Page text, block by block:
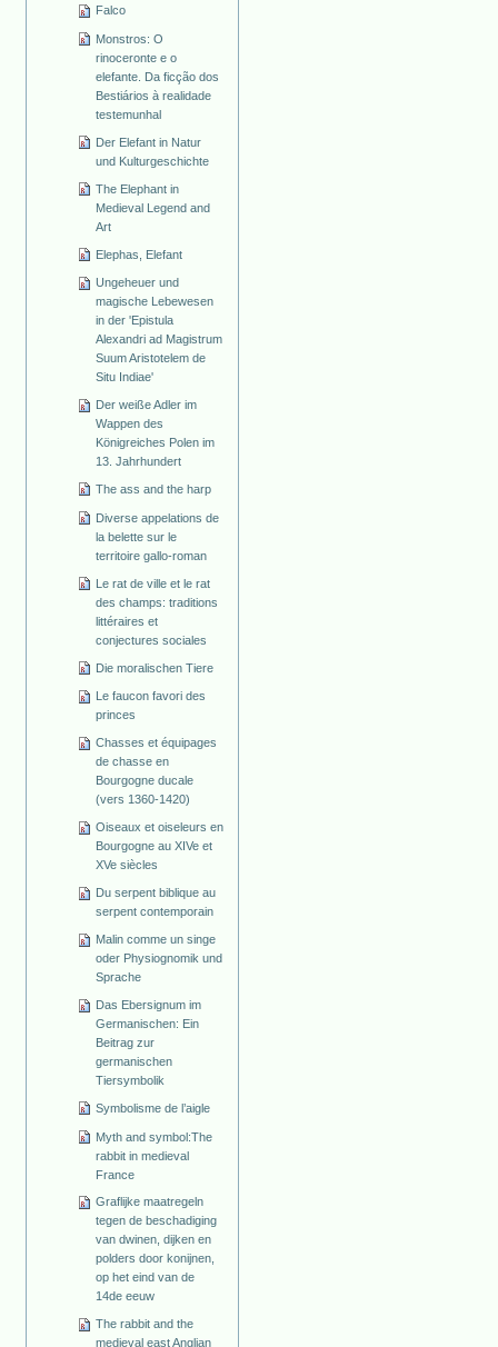
Falco
Monstros: O
rinoceronte e o
elefante. Da ficção dos
Bestiários à realidade
testemunhal
Der Elefant in Natur
und Kulturgeschichte
The Elephant in
Medieval Legend and
Art
Elephas, Elefant
Ungeheuer und
magische Lebewesen
in der 'Epistula
Alexandri ad Magistrum
Suum Aristotelem de
Situ Indiae'
Der weiße Adler im
Wappen des
Königreiches Polen im
13. Jahrhundert
The ass and the harp
Diverse appelations de
la belette sur le
territoire gallo-roman
Le rat de ville et le rat
des champs: traditions
littéraires et
conjectures sociales
Die moralischen Tiere
Le faucon favori des
princes
Chasses et équipages
de chasse en
Bourgogne ducale
(vers 1360-1420)
Oiseaux et oiseleurs en
Bourgogne au XIVe et
XVe siècles
Du serpent biblique au
serpent contemporain
Malin comme un singe
oder Physiognomik und
Sprache
Das Ebersignum im
Germanischen: Ein
Beitrag zur
germanischen
Tiersymbolik
Symbolisme de l’aigle
Myth and symbol:The
rabbit in medieval
France
Graflijke maatregeln
tegen de beschadiging
van dwinen, dijken en
polders door konijnen,
op het eind van de
14de eeuw
The rabbit and the
medieval east Anglian